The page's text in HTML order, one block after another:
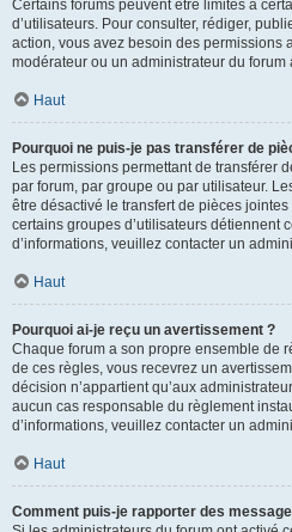
Certains forums peuvent être limités à
d’utilisateurs. Pour consulter, rédiger,
action, vous avez besoin des permissions
modérateur ou un administrateur du
Haut
Pourquoi ne puis-je pas transférer de
Les permissions permettant de transférer
par forum, par groupe ou par utilisateur.
être désactivé le transfert de pièces
certains groupes d’utilisateurs détiennent
d’informations, veuillez contacter un
Haut
Pourquoi ai-je reçu un avertissement ?
Chaque forum a son propre ensemble de
de ces règles, vous recevrez un
décision n’appartient qu’aux
aucun cas responsable du règlement
d’informations, veuillez contacter un
Haut
Comment puis-je rapporter des